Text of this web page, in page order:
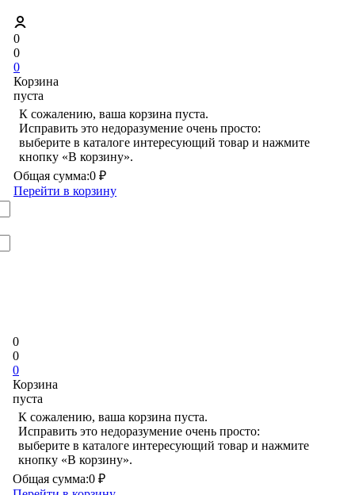
0
0
0
Корзина
пуста
К сожалению, ваша корзина пуста.
Исправить это недоразумение очень просто:
выберите в каталоге интересующий товар и нажмите
кнопку «В корзину».
Общая сумма:0 ₽
Перейти в корзину
0
0
0
Корзина
пуста
К сожалению, ваша корзина пуста.
Исправить это недоразумение очень просто:
выберите в каталоге интересующий товар и нажмите
кнопку «В корзину».
Общая сумма:0 ₽